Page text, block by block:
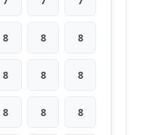
8 8 8
8 8 8
8 8 8